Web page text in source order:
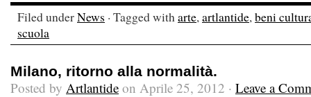
Filed underNews · Tagged witharte,artlantide,beni
scuola
Milano, ritorno alla normalità.
Posted by Artlantide on Aprile 25, 2012 · Leave a